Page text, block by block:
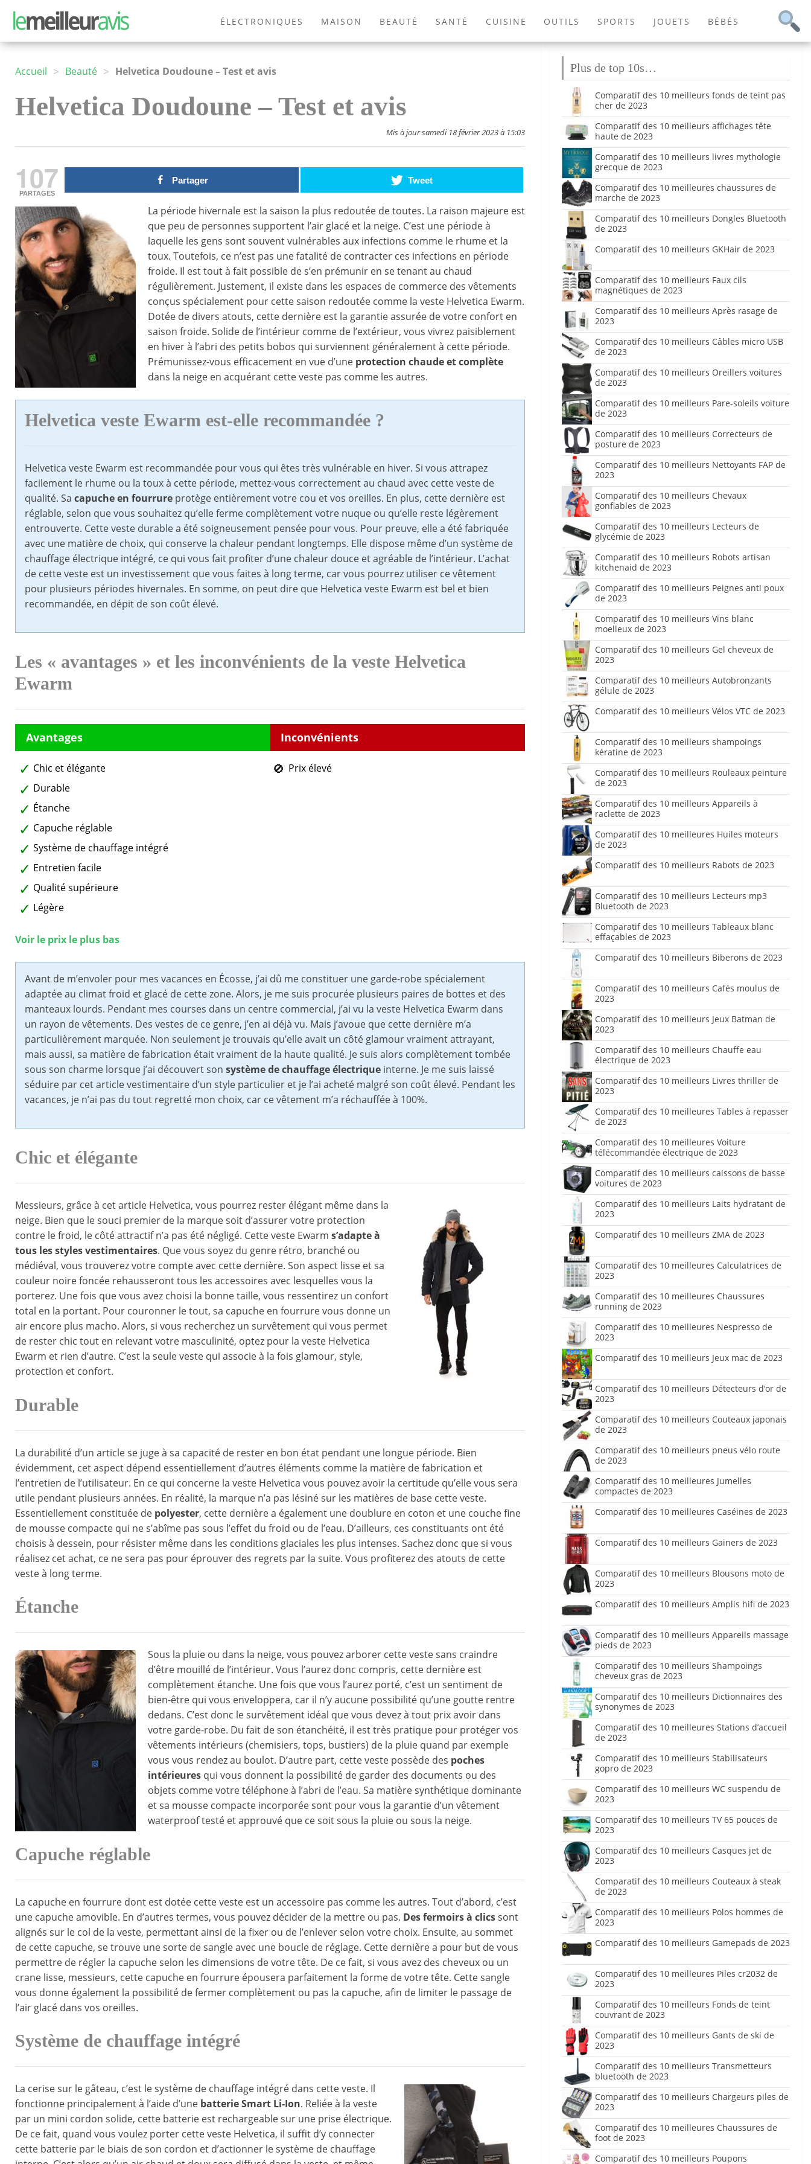
ÉLECTRONIQUES MAISON BEAUTÉ SANTÉ CUISINE OUTILS SPORTS JOUETS BÉBÉS
MODE EXTÉRIEUR ANIMAUX JEUX VIDÉOS LIVRES
Accueil > Beauté > Helvetica Doudoune – Test et avis
Helvetica Doudoune – Test et avis
Mis à jour samedi 18 février 2023 à 15:03
107
PARTAGES
Partager Tweet
La période hivernale est la saison la plus redoutée de toutes. La raison majeure est
que peu de personnes supportent l’air glacé et la neige. C’est une période à
laquelle les gens sont souvent vulnérables aux infections comme le rhume et la
toux. Toutefois, ce n’est pas une fatalité de contracter ces infections en période
froide. Il est tout à fait possible de s’en prémunir en se tenant au chaud
régulièrement. Justement, il existe dans les espaces de commerce des vêtements
conçus spécialement pour cette saison redoutée comme la veste Helvetica Ewarm.
Dotée de divers atouts, cette dernière est la garantie assurée de votre confort en
saison froide. Solide de l’intérieur comme de l’extérieur, vous vivrez paisiblement
en hiver à l’abri des petits bobos qui surviennent généralement à cette période.
Prémunissez-vous efficacement en vue d’une protection chaude et complète
dans la neige en acquérant cette veste pas comme les autres.
Helvetica veste Ewarm est-elle recommandée ?
Helvetica veste Ewarm est recommandée pour vous qui êtes très vulnérable en hiver. Si vous attrapez
facilement le rhume ou la toux à cette période, mettez-vous correctement au chaud avec cette veste de
qualité. Sa capuche en fourrure protège entièrement votre cou et vos oreilles. En plus, cette dernière est
réglable, selon que vous souhaitez qu’elle ferme complètement votre nuque ou qu’elle reste légèrement
entrouverte. Cette veste durable a été soigneusement pensée pour vous. Pour preuve, elle a été fabriquée
avec une matière de choix, qui conserve la chaleur pendant longtemps. Elle dispose même d’un système de
chauffage électrique intégré, ce qui vous fait profiter d’une chaleur douce et agréable de l’intérieur. L’achat
de cette veste est un investissement que vous faites à long terme, car vous pourrez utiliser ce vêtement
pour plusieurs périodes hivernales. En somme, on peut dire que Helvetica veste Ewarm est bel et bien
recommandée, en dépit de son coût élevé.
Les « avantages » et les inconvénients de la veste Helvetica
Ewarm
Chic et élégante
Durable
Étanche
Capuche réglable
Système de chauffage intégré
Entretien facile
Qualité supérieure
Légère
Prix élevé
Voir le prix le plus bas
Avant de m’envoler pour mes vacances en Écosse, j’ai dû me constituer une garde-robe spécialement
adaptée au climat froid et glacé de cette zone. Alors, je me suis procurée plusieurs paires de bottes et des
manteaux lourds. Pendant mes courses dans un centre commercial, j’ai vu la veste Helvetica Ewarm dans
un rayon de vêtements. Des vestes de ce genre, j’en ai déjà vu. Mais j’avoue que cette dernière m’a
particulièrement marquée. Non seulement je trouvais qu’elle avait un côté glamour vraiment attrayant,
mais aussi, sa matière de fabrication était vraiment de la haute qualité. Je suis alors complètement tombée
sous son charme lorsque j’ai découvert son système de chauffage électrique interne. Je me suis laissé
séduire par cet article vestimentaire d’un style particulier et je l’ai acheté malgré son coût élevé. Pendant les
vacances, je n’ai pas du tout regretté mon choix, car ce vêtement m’a réchauffée à 100%.
Chic et élégante
Messieurs, grâce à cet article Helvetica, vous pourrez rester élégant même dans la
neige. Bien que le souci premier de la marque soit d’assurer votre protection
contre le froid, le côté attractif n’a pas été négligé. Cette veste Ewarm s’adapte à
tous les styles vestimentaires. Que vous soyez du genre rétro, branché ou
médiéval, vous trouverez votre compte avec cette dernière. Son aspect lisse et sa
couleur noire foncée rehausseront tous les accessoires avec lesquelles vous la
porterez. Une fois que vous avez choisi la bonne taille, vous ressentirez un confort
total en la portant. Pour couronner le tout, sa capuche en fourrure vous donne un
air encore plus macho. Alors, si vous recherchez un survêtement qui vous permet
de rester chic tout en relevant votre masculinité, optez pour la veste Helvetica
Ewarm et rien d’autre. C’est la seule veste qui associe à la fois glamour, style,
protection et confort.
Durable
La durabilité d’un article se juge à sa capacité de rester en bon état pendant une longue période. Bien
évidemment, cet aspect dépend essentiellement d’autres éléments comme la matière de fabrication et
l’entretien de l’utilisateur. En ce qui concerne la veste Helvetica vous pouvez avoir la certitude qu’elle vous sera
utile pendant plusieurs années. En réalité, la marque n’a pas lésiné sur les matières de base cette veste.
Essentiellement constituée de polyester, cette dernière a également une doublure en coton et une couche fine
de mousse compacte qui ne s’abîme pas sous l’effet du froid ou de l’eau. D’ailleurs, ces constituants ont été
choisis à dessein, pour résister même dans les conditions glaciales les plus intenses. Sachez donc que si vous
réalisez cet achat, ce ne sera pas pour éprouver des regrets par la suite. Vous profiterez des atouts de cette
veste à long terme.
Étanche
Sous la pluie ou dans la neige, vous pouvez arborer cette veste sans craindre
d’être mouillé de l’intérieur. Vous l’aurez donc compris, cette dernière est
complètement étanche. Une fois que vous l’aurez porté, c’est un sentiment de
bien-être qui vous enveloppera, car il n’y aucune possibilité qu’une goutte rentre
dedans. C’est donc le survêtement idéal que vous devez à tout prix avoir dans
votre garde-robe. Du fait de son étanchéité, il est très pratique pour protéger vos
vêtements intérieurs (chemisiers, tops, bustiers) de la pluie quand par exemple
vous vous rendez au boulot. D’autre part, cette veste possède des poches
intérieures qui vous donnent la possibilité de garder des documents ou des
objets comme votre téléphone à l’abri de l’eau. Sa matière synthétique dominante
et sa mousse compacte incorporée sont pour vous la garantie d’un vêtement
waterproof testé et approuvé que ce soit sous la pluie ou sous la neige.
Capuche réglable
La capuche en fourrure dont est dotée cette veste est un accessoire pas comme les autres. Tout d’abord, c’est
une capuche amovible. En d’autres termes, vous pouvez décider de la mettre ou pas. Des fermoirs à clicssont
alignés sur le col de la veste, permettant ainsi de la fixer ou de l’enlever selon votre choix. Ensuite, au sommet
de cette capuche, se trouve une sorte de sangle avec une boucle de réglage. Cette dernière a pour but de vous
permettre de régler la capuche selon les dimensions de votre tête. De ce fait, si vous avez des cheveux ou un
crane lisse, messieurs, cette capuche en fourrure épousera parfaitement la forme de votre tête. Cette sangle
vous donne également la possibilité de fermer complètement ou pas la capuche, afin de limiter le passage de
l’air glacé dans vos oreilles.
Système de chauffage intégré
La cerise sur le gâteau, c’est le système de chauffage intégré dans cette veste. Il
fonctionne principalement à l’aide d’une batterie Smart Li-Ion. Reliée à la veste
par un mini cordon solide, cette batterie est rechargeable sur une prise électrique.
De ce fait, quand vous voulez porter cette veste Helvetica, il suffit d’y connecter
cette batterie par le biais de son cordon et d’actionner le système de chauffage
Plus de top 10s…
Comparatif des 10 meilleurs fonds de teint pas
cher de 2023
Comparatif des 10 meilleurs affichages tête
haute de 2023
Comparatif des 10 meilleurs livres mythologie
grecque de 2023
Comparatif des 10 meilleures chaussures de
marche de 2023
Comparatif des 10 meilleurs Dongles Bluetooth
de 2023
Comparatif des 10 meilleurs GKHair de 2023
Comparatif des 10 meilleurs Faux cils
magnétiques de 2023
Comparatif des 10 meilleurs Après rasage de
2023
Comparatif des 10 meilleurs Câbles micro USB
de 2023
Comparatif des 10 meilleurs Oreillers voitures
de 2023
Comparatif des 10 meilleurs Pare-soleils voiture
de 2023
Comparatif des 10 meilleurs Correcteurs de
posture de 2023
Comparatif des 10 meilleurs Nettoyants FAP de
2023
Comparatif des 10 meilleurs Chevaux
gonflables de 2023
Comparatif des 10 meilleurs Lecteurs de
glycémie de 2023
Comparatif des 10 meilleurs Robots artisan
kitchenaid de 2023
Comparatif des 10 meilleurs Peignes anti poux
de 2023
Comparatif des 10 meilleurs Vins blanc
moelleux de 2023
Comparatif des 10 meilleurs Gel cheveux de
2023
Comparatif des 10 meilleurs Autobronzants
gélule de 2023
Comparatif des 10 meilleurs Vélos VTC de 2023
Comparatif des 10 meilleurs shampoings
kératine de 2023
Comparatif des 10 meilleurs Rouleaux peinture
de 2023
Comparatif des 10 meilleurs Appareils à
raclette de 2023
Comparatif des 10 meilleures Huiles moteurs
de 2023
Comparatif des 10 meilleurs Rabots de 2023
Comparatif des 10 meilleurs Lecteurs mp3
Bluetooth de 2023
Comparatif des 10 meilleurs Tableaux blanc
effaçables de 2023
Comparatif des 10 meilleurs Biberons de 2023
Comparatif des 10 meilleurs Cafés moulus de
2023
Comparatif des 10 meilleurs Jeux Batman de
2023
Comparatif des 10 meilleurs Chauffe eau
électrique de 2023
Comparatif des 10 meilleurs Livres thriller de
2023
Comparatif des 10 meilleures Tables à repasser
de 2023
Comparatif des 10 meilleures Voiture
télécommandée électrique de 2023
Comparatif des 10 meilleurs caissons de basse
voitures de 2023
Comparatif des 10 meilleurs Laits hydratant de
2023
Comparatif des 10 meilleurs ZMA de 2023
Comparatif des 10 meilleures Calculatrices de
2023
Comparatif des 10 meilleures Chaussures
running de 2023
Comparatif des 10 meilleures Nespresso de
2023
Comparatif des 10 meilleurs Jeux mac de 2023
Comparatif des 10 meilleurs Détecteurs d’or de
2023
Comparatif des 10 meilleurs Couteaux japonais
de 2023
Comparatif des 10 meilleurs pneus vélo route
de 2023
Comparatif des 10 meilleures Jumelles
compactes de 2023
Comparatif des 10 meilleures Caséines de 2023
Comparatif des 10 meilleurs Gainers de 2023
Comparatif des 10 meilleurs Blousons moto de
2023
Comparatif des 10 meilleurs Amplis hifi de 2023
Comparatif des 10 meilleurs Appareils massage
pieds de 2023
Comparatif des 10 meilleurs Shampoings
cheveux gras de 2023
Comparatif des 10 meilleurs Dictionnaires des
synonymes de 2023
Comparatif des 10 meilleures Stations d’accueil
de 2023
Comparatif des 10 meilleurs Stabilisateurs
gopro de 2023
Comparatif des 10 meilleurs WC suspendu de
2023
Comparatif des 10 meilleurs TV 65 pouces de
2023
Comparatif des 10 meilleurs Casques jet de
2023
Comparatif des 10 meilleurs Couteaux à steak
de 2023
Comparatif des 10 meilleurs Polos hommes de
2023
Comparatif des 10 meilleurs Gamepads de 2023
Comparatif des 10 meilleures Piles cr2032 de
2023
Comparatif des 10 meilleurs Fonds de teint
couvrant de 2023
Comparatif des 10 meilleurs Gants de ski de
2023
Comparatif des 10 meilleurs Transmetteurs
bluetooth de 2023
Comparatif des 10 meilleurs Chargeurs piles de
2023
Comparatif des 10 meilleures Chaussures de
foot de 2023
Comparatif des 10 meilleurs Poupons